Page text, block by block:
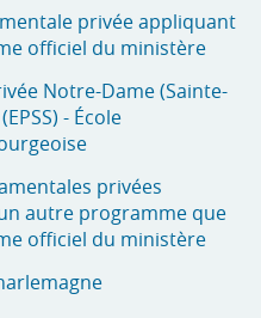
privée appliquant
officiel du ministère
Notre-Dame (Sainte-
- École
privées
autre programme que
officiel du ministère